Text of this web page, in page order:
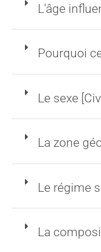
L'âge
Pourquoi
Le sexe
La zone
Le régime
La